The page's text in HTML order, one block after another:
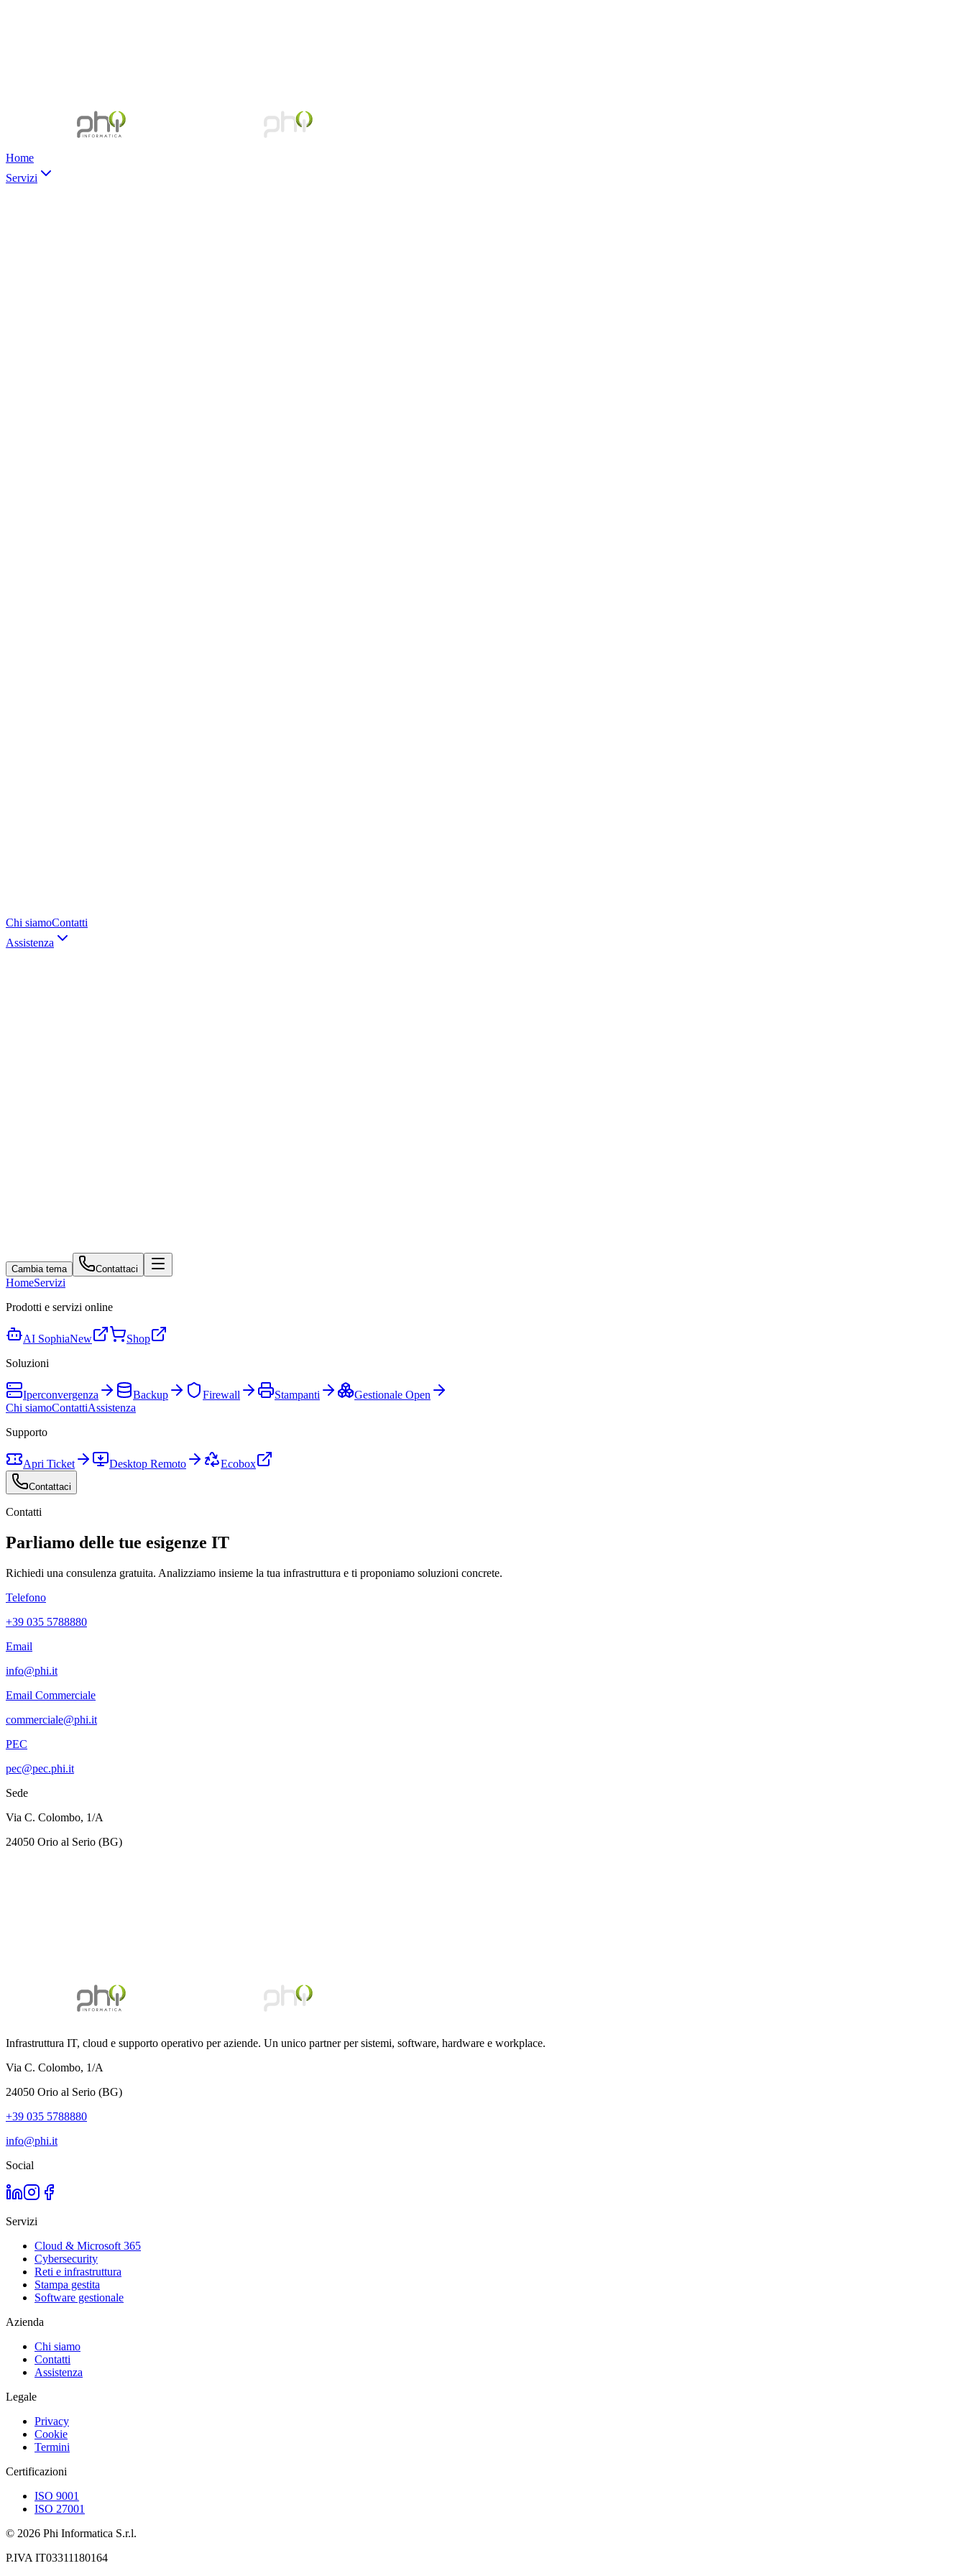
Home
Servizi
Chi siamoContatti
Assistenza
Cambia tema Contattaci
HomeServizi
Prodotti e servizi online
AI SophiaNew
Shop
Soluzioni
Iperconvergenza Backup Firewall Stampanti
Gestionale Open
Chi siamoContattiAssistenza
Supporto
Apri Ticket Desktop Remoto Ecobox
Contattaci
Contatti
Parliamo delle tue esigenze IT
Richiedi una consulenza gratuita. Analizziamo insieme la tua infrastruttura e ti proponiamo soluzioni concrete.
Telefono
+39 035 5788880
Email
info@phi.it
Email Commerciale
commerciale@phi.it
PEC
pec@pec.phi.it
Sede
Via C. Colombo, 1/A
24050 Orio al Serio (BG)
Infrastruttura IT, cloud e supporto operativo per aziende. Un unico partner per sistemi, software, hardware e workplace.
Via C. Colombo, 1/A
24050 Orio al Serio (BG)
+39 035 5788880
info@phi.it
Social
Servizi
Cloud & Microsoft 365
Cybersecurity
Reti e infrastruttura
Stampa gestita
Software gestionale
Azienda
Chi siamo
Contatti
Assistenza
Legale
Privacy
Cookie
Termini
Certificazioni
ISO 9001
ISO 27001
© 2026 Phi Informatica S.r.l.
P.IVA IT03311180164